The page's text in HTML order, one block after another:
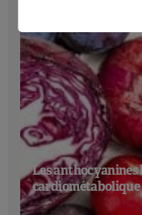
Les anthocyanines
cardiométabolique